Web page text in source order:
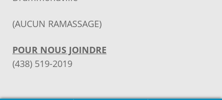
(AUCUN RAMASSAGE)
POUR NOUS JOINDRE
(438) 519-2019